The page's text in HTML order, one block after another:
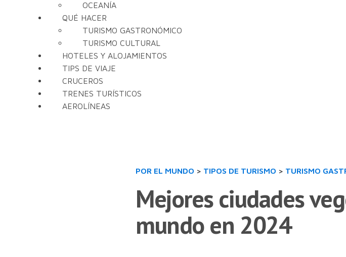
OCEANÍA
QUÉ HACER
TURISMO GASTRONÓMICO
TURISMO CULTURAL
HOTELES Y ALOJAMIENTOS
TIPS DE VIAJE
CRUCEROS
TRENES TURÍSTICOS
AEROLÍNEAS
POR EL MUNDO > TIPOS DE TURISMO > TURISMO
Mejores ciudades
mundo en 2024